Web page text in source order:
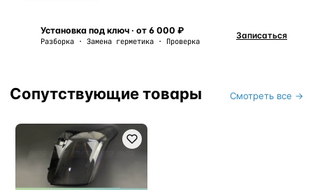
Установка под ключ · от 6 000 ₽
Разборка · Замена герметика · Проверка
Записаться
Сопутствующие товары Смотреть все →